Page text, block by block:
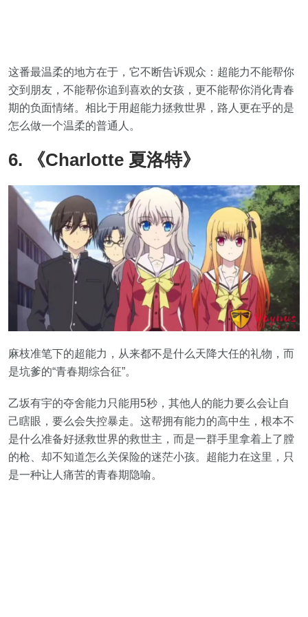
这番最温柔的地方在于，它不断告诉观众：超能力不能帮你
交到朋友，不能帮你追到喜欢的女孩，更不能帮你消化青春
期的负面情绪。相比于用超能力拯救世界，路人更在乎的是
怎么做一个温柔的普通人。
6. 《Charlotte 夏洛特》
麻枝准笔下的超能力，从来都不是什么天降大任的礼物，而
是坑爹的“青春期综合征”。
乙坂有宇的夺舍能力只能用5秒，其他人的能力要么会让自
己瞎眼，要么会失控暴走。这帮拥有能力的高中生，根本不
是什么准备好拯救世界的救世主，而是一群手里拿着上了膛
的枪、却不知道怎么关保险的迷茫小孩。超能力在这里，只
是一种让人痛苦的青春期隐喻。